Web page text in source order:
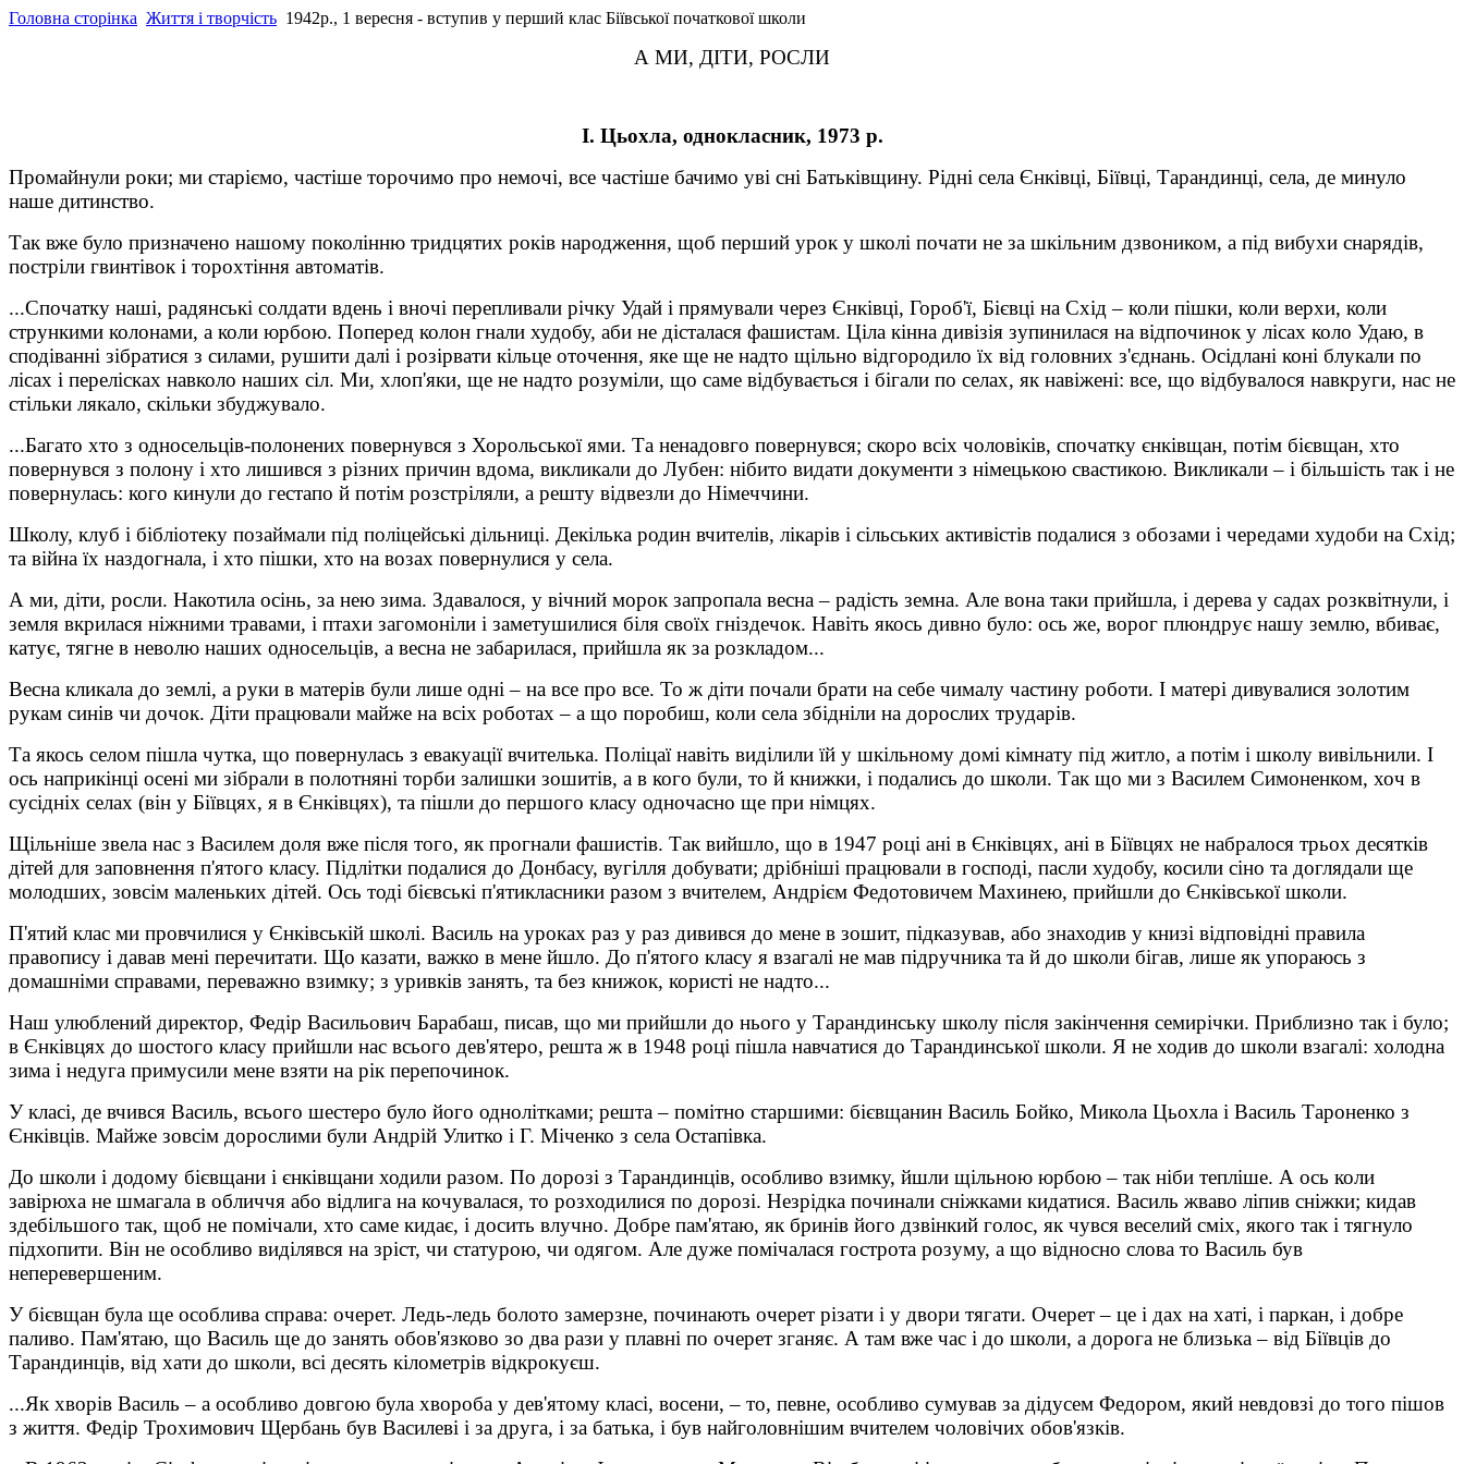
Головна сторінка Життя і творчість 1942р., 1 вересня - вступив у перший клас Біївської початкової школи
А МИ, ДІТИ, РОСЛИ
І. Цьохла, однокласник, 1973 р.
Промайнули роки; ми старіємо, частіше торочимо про немочі, все частіше бачимо уві сні Батьківщину. Рідні села Єнківці, Біївці, Тарандинці, села, де минуло
наше дитинство.
Так вже було призначено нашому поколінню тридцятих років народження, щоб перший урок у школі почати не за шкільним дзвоником, а під вибухи снарядів,
постріли гвинтівок і торохтіння автоматів.
...Спочатку наші, радянські солдати вдень і вночі перепливали річку Удай і прямували через Єнківці, Гороб'ї, Бієвці на Схід – коли пішки, коли верхи, коли
стрункими колонами, а коли юрбою. Поперед колон гнали худобу, аби не дісталася фашистам. Ціла кінна дивізія зупинилася на відпочинок у лісах коло Удаю, в
сподіванні зібратися з силами, рушити далі і розірвати кільце оточення, яке ще не надто щільно відгородило їх від головних з'єднань. Осідлані коні блукали по
лісах і перелісках навколо наших сіл. Ми, хлоп'яки, ще не надто розуміли, що саме відбувається і бігали по селах, як навіжені: все, що відбувалося навкруги, нас не
стільки лякало, скільки збуджувало.
...Багато хто з односельців-полонених повернувся з Хорольської ями. Та ненадовго повернувся; скоро всіх чоловіків, спочатку єнківщан, потім бієвщан, хто
повернувся з полону і хто лишився з різних причин вдома, викликали до Лубен: нібито видати документи з німецькою свастикою. Викликали – і більшість так і не
повернулась: кого кинули до гестапо й потім розстріляли, а решту відвезли до Німеччини.
Школу, клуб і бібліотеку позаймали під поліцейські дільниці. Декілька родин вчителів, лікарів і сільських активістів подалися з обозами і чередами худоби на Схід;
та війна їх наздогнала, і хто пішки, хто на возах повернулися у села.
А ми, діти, росли. Накотила осінь, за нею зима. Здавалося, у вічний морок запропала весна – радість земна. Але вона таки прийшла, і дерева у садах розквітнули, і
земля вкрилася ніжними травами, і птахи загомоніли і заметушилися біля своїх гніздечок. Навіть якось дивно було: ось же, ворог плюндрує нашу землю, вбиває,
катує, тягне в неволю наших односельців, а весна не забарилася, прийшла як за розкладом...
Весна кликала до землі, а руки в матерів були лише одні – на все про все. То ж діти почали брати на себе чималу частину роботи. І матері дивувалися золотим
рукам синів чи дочок. Діти працювали майже на всіх роботах – а що поробиш, коли села збідніли на дорослих трударів.
Та якось селом пішла чутка, що повернулась з евакуації вчителька. Поліцаї навіть виділили їй у шкільному домі кімнату під житло, а потім і школу вивільнили. І
ось наприкінці осені ми зібрали в полотняні торби залишки зошитів, а в кого були, то й книжки, і подались до школи. Так що ми з Василем Симоненком, хоч в
сусідніх селах (він у Біївцях, я в Єнківцях), та пішли до першого класу одночасно ще при німцях.
Щільніше звела нас з Василем доля вже після того, як прогнали фашистів. Так вийшло, що в 1947 році ані в Єнківцях, ані в Біївцях не набралося трьох десятків
дітей для заповнення п'ятого класу. Підлітки подалися до Донбасу, вугілля добувати; дрібніші працювали в господі, пасли худобу, косили сіно та доглядали ще
молодших, зовсім маленьких дітей. Ось тоді бієвські п'ятикласники разом з вчителем, Андрієм Федотовичем Махинею, прийшли до Єнківської школи.
П'ятий клас ми провчилися у Єнківській школі. Василь на уроках раз у раз дивився до мене в зошит, підказував, або знаходив у книзі відповідні правила
правопису і давав мені перечитати. Що казати, важко в мене йшло. До п'ятого класу я взагалі не мав підручника та й до школи бігав, лише як упораюсь з
домашніми справами, переважно взимку; з уривків занять, та без книжок, користі не надто...
Наш улюблений директор, Федір Васильович Барабаш, писав, що ми прийшли до нього у Тарандинську школу після закінчення семирічки. Приблизно так і було;
в Єнківцях до шостого класу прийшли нас всього дев'ятеро, решта ж в 1948 році пішла навчатися до Тарандинської школи. Я не ходив до школи взагалі: холодна
зима і недуга примусили мене взяти на рік перепочинок.
У класі, де вчився Василь, всього шестеро було його однолітками; решта – помітно старшими: бієвщанин Василь Бойко, Микола Цьохла і Василь Тароненко з
Єнківців. Майже зовсім дорослими були Андрій Улитко і Г. Міченко з села Остапівка.
До школи і додому бієвщани і єнківщани ходили разом. По дорозі з Тарандинців, особливо взимку, йшли щільною юрбою – так ніби тепліше. А ось коли
завірюха не шмагала в обличчя або відлига на кочувалася, то розходилися по дорозі. Незрідка починали сніжками кидатися. Василь жваво ліпив сніжки; кидав
здебільшого так, щоб не помічали, хто саме кидає, і досить влучно. Добре пам'ятаю, як бринів його дзвінкий голос, як чувся веселий сміх, якого так і тягнуло
підхопити. Він не особливо виділявся на зріст, чи статурою, чи одягом. Але дуже помічалася гострота розуму, а що відносно слова то Василь був
неперевершеним.
У бієвщан була ще особлива справа: очерет. Ледь-ледь болото замерзне, починають очерет різати і у двори тягати. Очерет – це і дах на хаті, і паркан, і добре
паливо. Пам'ятаю, що Василь ще до занять обов'язково зо два рази у плавні по очерет зганяє. А там вже час і до школи, а дорога не близька – від Біївців до
Тарандинців, від хати до школи, всі десять кілометрів відкрокуєш.
...Як хворів Василь – а особливо довгою була хвороба у дев'ятому класі, восени, – то, певне, особливо сумував за дідусем Федором, який невдовзі до того пішов
з життя. Федір Трохимович Щербань був Василеві і за друга, і за батька, і був найголовнішим вчителем чоловічих обов'язків.